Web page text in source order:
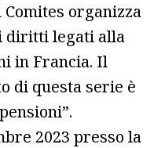
organizza
diritti legati alla
in Francia. Il
di questa serie è
2023 presso la